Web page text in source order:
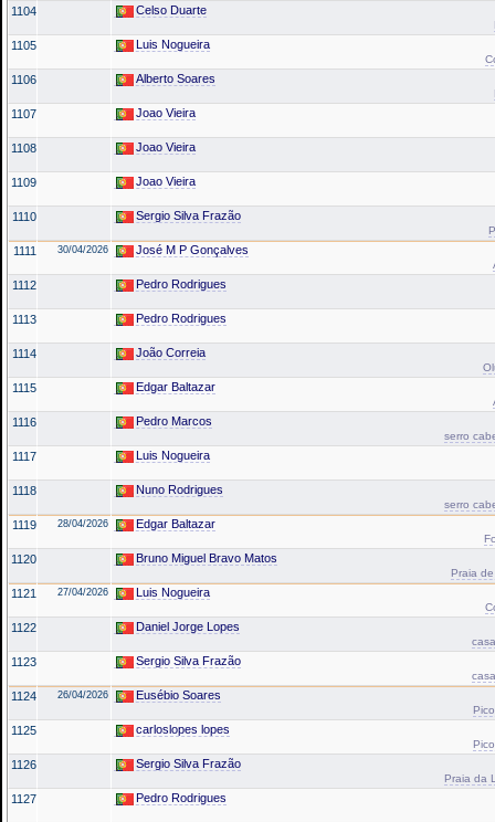
1104 Celso Duarte
1105 Luis Nogueira
1106 Alberto Soares
1107 Joao Vieira
1108 Joao Vieira
1109 Joao Vieira
1110 Sergio Silva Frazão
1111 30/04/2026 José M P Gonçalves
1112 Pedro Rodrigues
1113 Pedro Rodrigues
1114 João Correia
1115 Edgar Baltazar
1116 Pedro Marcos
serro
1117 Luis Nogueira
1118 Nuno Rodrigues
serro
1119 28/04/2026 Edgar Baltazar
1120 Bruno Miguel Bravo Matos
Praia
1121 27/04/2026 Luis Nogueira
1122 Daniel Jorge Lopes
1123 Sergio Silva Frazão
1124 26/04/2026 Eusébio Soares
1125 carloslopes lopes
1126 Sergio Silva Frazão
Praia da
1127 Pedro Rodrigues